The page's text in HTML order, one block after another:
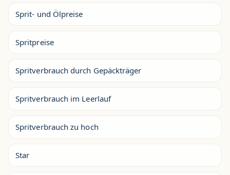
Sprit- und Ölpreise
Spritpreise
Spritverbrauch durch Gepäckträger
Spritverbrauch im Leerlauf
Spritverbrauch zu hoch
Star